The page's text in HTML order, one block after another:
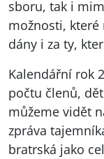
sboru, tak i
možnosti,
dány i za ty,
Kalendářní rok
počtu členů,
můžeme vidět
zpráva
bratrská jako